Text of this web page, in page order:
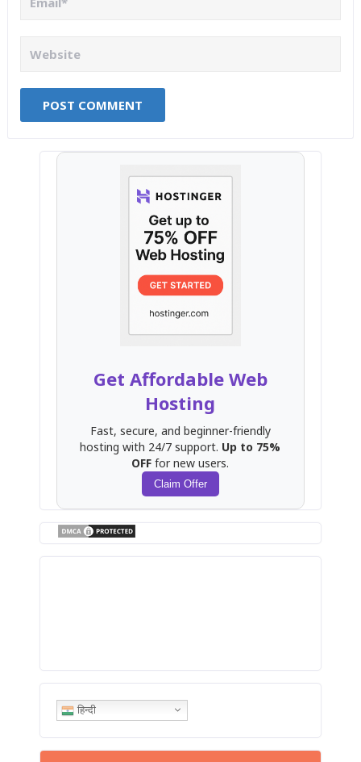
Get Affordable Web
Hosting
Fast, secure, and beginner-friendly
hosting with 24/7 support. Up to 75%
OFF for new users.
Claim Offer
हिन्दी